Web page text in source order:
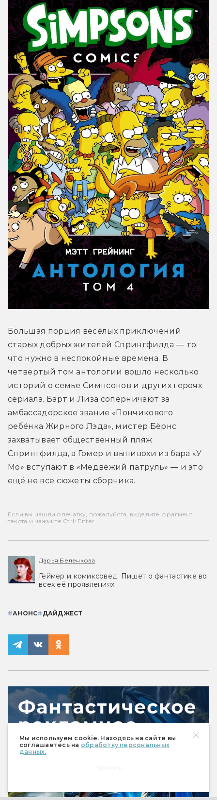
Мы используем cookie. Находясь на сайте вы
соглашаетесь на обработку персональных
данных.
Большая порция весёлых приключений
старых добрых жителей Спрингфилда — то,
что нужно в неспокойные времена. В
четвёртый том антологии вошло несколько
историй о семье Симпсонов и других героях
сериала. Барт и Лиза соперничают за
амбассадорское звание «Пончикового
ребёнка Жирного Лэда», мистер Бёрнс
захватывает общественный пляж
Спрингфилда, а Гомер и выпивохи из бара «У
Мо» вступают в «Медвежий патруль» — и это
ещё не все сюжеты сборника.
Если вы нашли опечатку, пожалуйста, выделите фрагмент
текста и нажмите Ctrl+Enter.
Дарья Беленкова
Геймер и комиксовед. Пишет о фантастике во
всех её проявлениях.
#АНОНС# ДАЙДЖЕСТ